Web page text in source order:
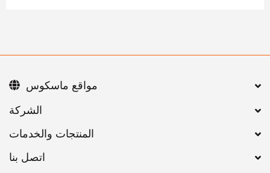
اتصل بنا
مواقع ماسكوس